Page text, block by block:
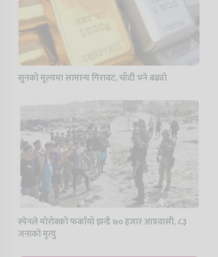
सुनको मूल्यमा सामान्य गिरावट, चाँदी भने बढ्यो
स्पेनले मोरोक्को फर्कायो झन्डै ७० हजार आप्रवासी, ८३
जनाको मृत्यु